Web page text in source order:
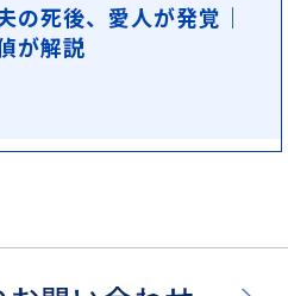
の死後、愛人が発覚｜
が解説